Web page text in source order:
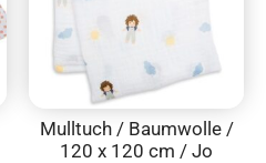
Mulltuch / Baumwolle /
120 x 120 cm / Jo